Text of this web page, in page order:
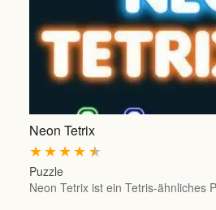
Neon Tetrix
★
★
★
★
★
Puzzle
Neon Tetrix ist ein Tetris-ähnliches